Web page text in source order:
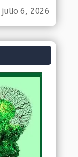
julio 6, 2026